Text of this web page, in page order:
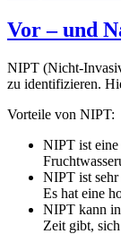
Vor – und
NIPT (Nicht-
zu identifizieren.
Vorteile von NIPT:
NIPT ist eine
NIPT ist
Es hat eine
NIPT kann in
Zeit gibt,